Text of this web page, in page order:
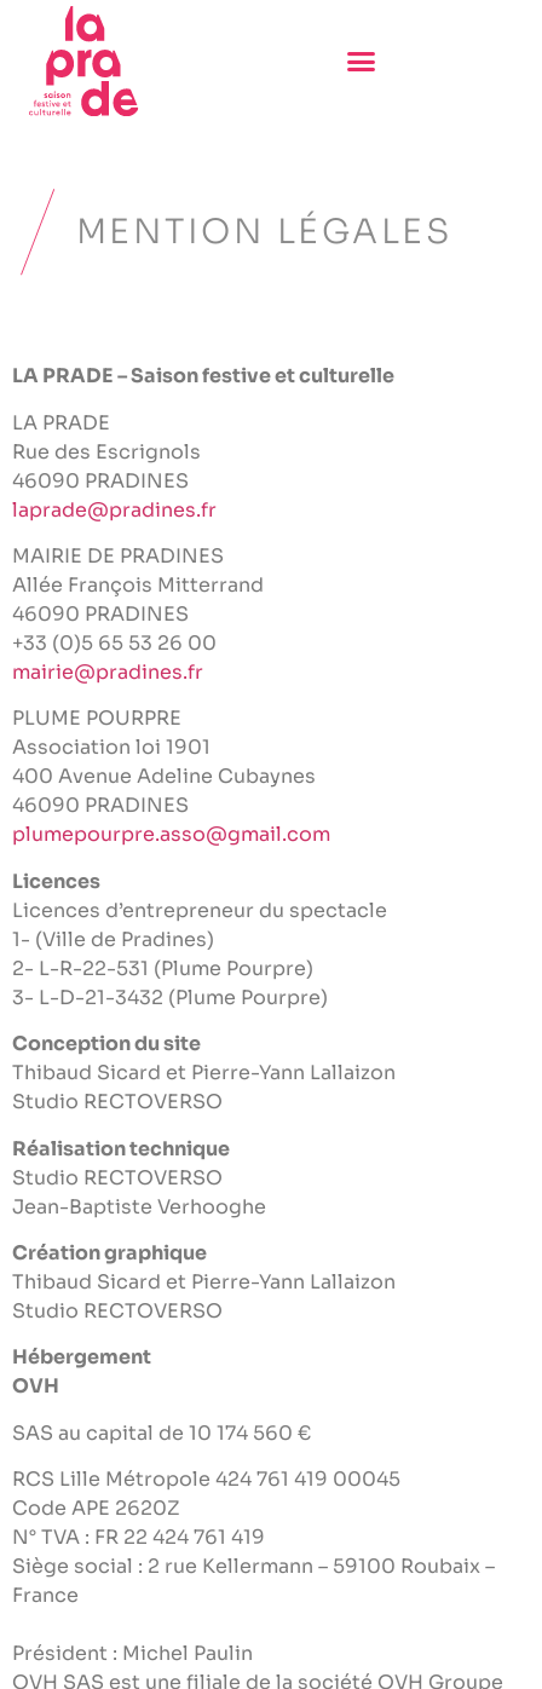
MENTION LÉGALES
LA PRADE – Saison festive et culturelle
LA PRADE
Rue des Escrignols
46090 PRADINES
laprade@pradines.fr
MAIRIE DE PRADINES
Allée François Mitterrand
46090 PRADINES
+33 (0)5 65 53 26 00
mairie@pradines.fr
PLUME POURPRE
Association loi 1901
400 Avenue Adeline Cubaynes
46090 PRADINES
plumepourpre.asso@gmail.com
Licences
Licences d’entrepreneur du spectacle
1- (Ville de Pradines)
2- L-R-22-531 (Plume Pourpre)
3- L-D-21-3432 (Plume Pourpre)
Conception du site
Thibaud Sicard et Pierre-Yann Lallaizon
Studio RECTOVERSO
Réalisation technique
Studio RECTOVERSO
Jean-Baptiste Verhooghe
Création graphique
Thibaud Sicard et Pierre-Yann Lallaizon
Studio RECTOVERSO
Hébergement
OVH
SAS au capital de 10 174 560 €
RCS Lille Métropole 424 761 419 00045
Code APE 2620Z
N° TVA : FR 22 424 761 419
Siège social : 2 rue Kellermann – 59100 Roubaix –
France
Président : Michel Paulin
OVH SAS est une filiale de la société OVH Groupe